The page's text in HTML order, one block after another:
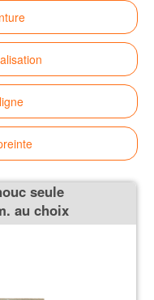
seule
au choix